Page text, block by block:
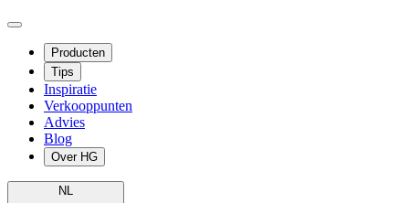
Producten
Tips
Inspiratie
Verkooppunten
Advies
Blog
Over HG
NL